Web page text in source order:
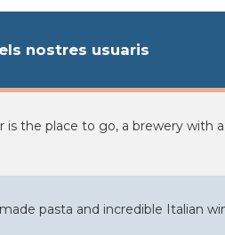
nostres usuaris
the place to go, a brewery with
pasta and incredible Italian